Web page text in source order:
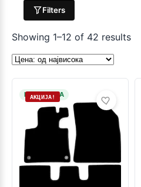
Filters
Showing 1–12 of 42 results
НА ЗАЛИХА
АКЦИЈА!